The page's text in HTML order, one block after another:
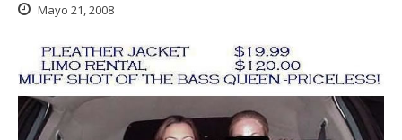
Mayo 21, 2008